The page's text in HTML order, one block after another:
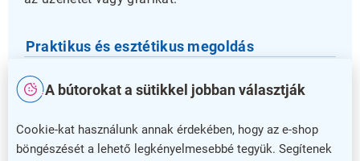
A bútorokat a sütikkel jobban választják
Cookie-kat használunk annak érdekében, hogy az e-shop
böngészését a lehető legkényelmesebbé tegyük. Segítenek
Praktikus és esztétikus megoldás
Átlátszó kialakítása lehetővé teszi, hogy a tartalom
keret vagy zavaró elem nélkül érvényesüljön, így
elegáns és modern megjelenést kölcsönöz
kihelyezett anyagainak. Legyen szó üzletekről,